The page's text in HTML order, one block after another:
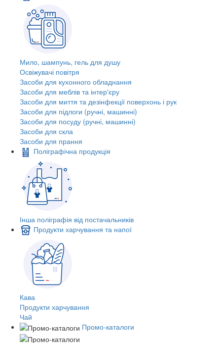
Мило, шампунь, гель для душу
Освіжувачі повітря
Засоби для кухонного обладнання
Засоби для меблів та інтер'єру
Засоби для миття та дезінфекції поверхонь і рук
Засоби для підлоги (ручні, машинні)
Засоби для посуду (ручні, машинні)
Засоби для скла
Засоби для прання
Поліграфічна продукція
Інша поліграфія від постачальників
Продукти харчування та напої
Кава
Продукти харчування
Чай
Промо-каталоги